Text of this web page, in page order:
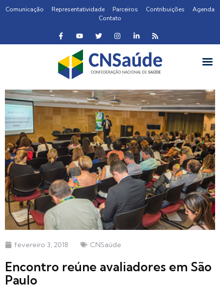
Comunicação Representatividade Parceiros Contribuições
Agenda
Contato
fevereiro 3, 2018 CNSaúde
Encontro reúne avaliadores em São
Paulo